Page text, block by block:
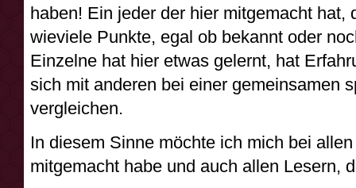
haben! Ein jeder der hier mitgemacht hat,
wieviele Punkte, egal ob bekannt oder
Einzelne hat hier etwas gelernt, hat
sich mit anderen bei einer gemeinsamen
vergleichen.
In diesem Sinne möchte ich mich bei
mitgemacht habe und auch allen Lesern,